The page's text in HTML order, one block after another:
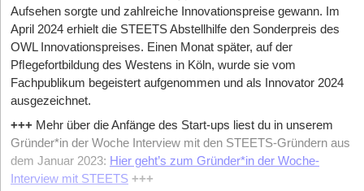
Aufsehen sorgte und zahlreiche Innovationspreise gewann. Im
April 2024 erhielt die STEETS Abstellhilfe den Sonderpreis des
OWL Innovationspreises. Einen Monat später, auf der
Pﬂegefortbildung des Westens in Köln, wurde sie vom
Fachpublikum begeistert aufgenommen und als Innovator 2024
ausgezeichnet.
+++ Mehr über die Anfänge des Start-ups liest du in unserem
Gründer*in der Woche Interview mit den STEETS-Gründern aus
dem Januar 2023: Hier geht’s zum Gründer*in der Woche-
Interview mit STEETS +++